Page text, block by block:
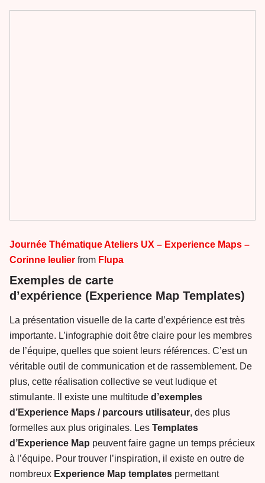
Journée Thématique Ateliers UX – Experience Maps –
Corinne leulier from Flupa
Exemples de carte
d’expérience (Experience Map Templates)
La présentation visuelle de la carte d’expérience est très
importante. L’infographie doit être claire pour les membres
de l’équipe, quelles que soient leurs références. C’est un
véritable outil de communication et de rassemblement. De
plus, cette réalisation collective se veut ludique et
stimulante. Il existe une multitude d’exemples
d’Experience Maps / parcours utilisateur, des plus
formelles aux plus originales. Les Templates
d’Experience Map peuvent faire gagne un temps précieux
à l’équipe. Pour trouver l’inspiration, il existe en outre de
nombreux Experience Map templates permettant